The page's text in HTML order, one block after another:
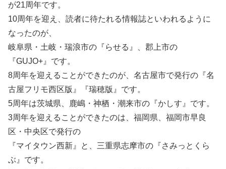
が21周年です。
10周年を迎え、読者に待たれる情報誌といわれるように
なったのが、
岐阜県・土岐・瑞浪市の『らせる』、郡上市の
『GUJO+』です。
8周年を迎えることができたのが、名古屋市で発行の『名
古屋フリモ西区版』『瑞穂版』です。
5周年は茨城県、鹿嶋・神栖・潮来市の『かしす』です。
3周年を迎えることができたのは、福岡県、福岡市早良
区・中央区で発行の
『マイタウン西新』と、三重県志摩市の『さみっとくら
ぶ』です。